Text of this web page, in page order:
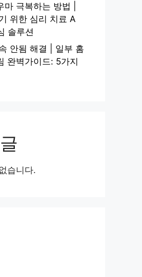
마 극복하는 방법 |
위한 심리 치료 A
솔루션
안됨 해결 | 일부 홈
완벽가이드: 5가지
습니다.